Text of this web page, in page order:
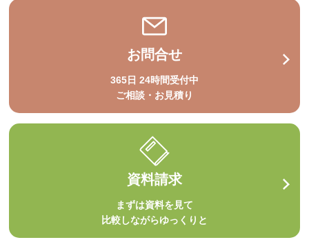
お問合せ
365日 24時間受付中
ご相談・お見積り
資料請求
まずは資料を見て
比較しながらゆっくりと